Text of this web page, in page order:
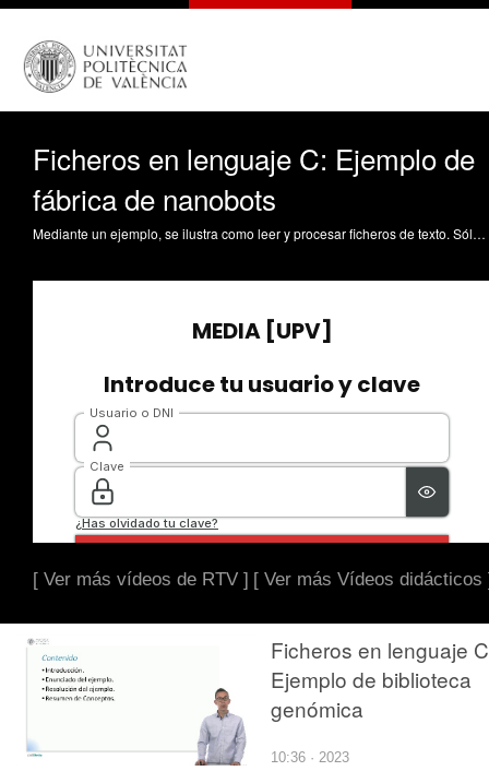
Ficheros en lenguaje C: Ejemplo de
fábrica de nanobots
Mediante un ejemplo, se ilustra como leer y procesar ficheros de texto. Sólo se utiliza la función principal en el ejemplo. Gil Gómez, JA. (2023). Ficheros en lenguaje C: Ejemplo de fábrica de nanobots. https://riunet.upv.es/handle/10251/194279 DER
[ Ver más vídeos de RTV ] [ Ver más Vídeos didácticos
Ficheros en lenguaje
Ejemplo de biblioteca
genómica
10:36 · 2023